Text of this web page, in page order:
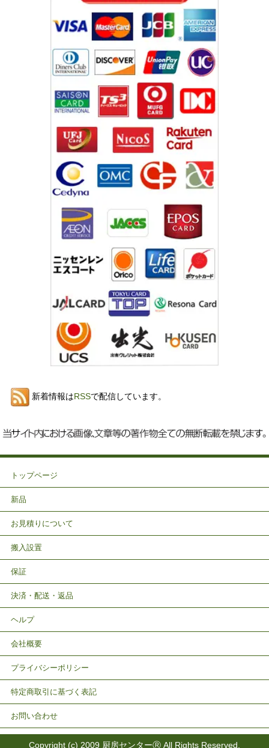
新着情報はRSSで配信しています。
トップページ
新品
お見積りについて
搬入設置
保証
決済・配送・返品
ヘルプ
会社概要
プライバシーポリシー
特定商取引に基づく表記
お問い合わせ
Copyright (c) 2009 厨房センターⓇ All Rights Reserved.